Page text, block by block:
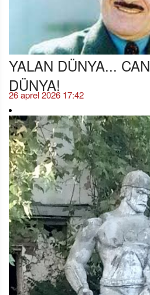
YALAN DÜNYA...
DÜNYA!
26 aprel 2026 17:42